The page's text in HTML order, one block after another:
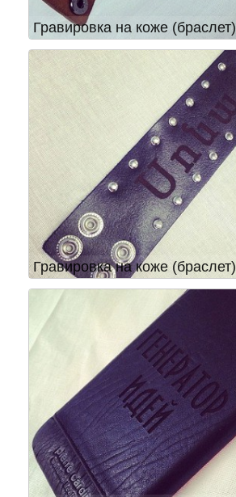
Гравировка на коже (браслет)
Гравировка на коже (браслет)